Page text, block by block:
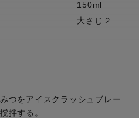
150ml
大さじ２
つをアイスクラッシュブレー
拌する。